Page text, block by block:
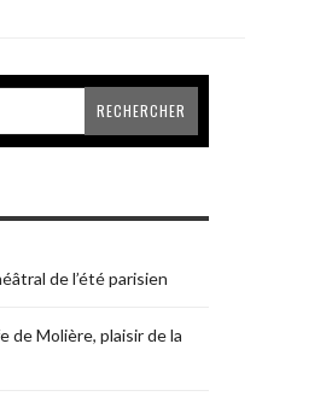
de l’été parisien
de Molière, plaisir de la